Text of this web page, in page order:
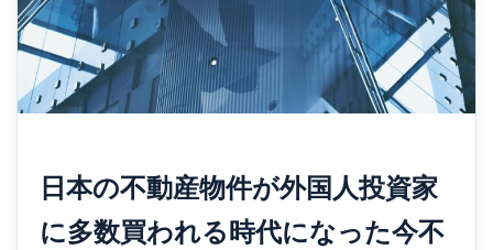
日本の不動産物件が外国人投資家
に多数買われる時代になった今不